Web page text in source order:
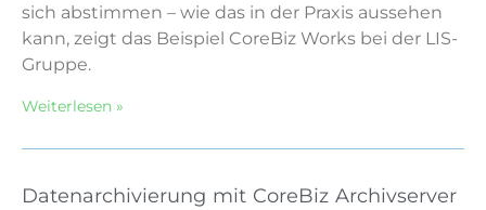
sich abstimmen – wie das in der Praxis aussehen
kann, zeigt das Beispiel CoreBiz Works bei der LIS-
Gruppe.
Weiterlesen »
Datenarchivierung mit CoreBiz Archivserver